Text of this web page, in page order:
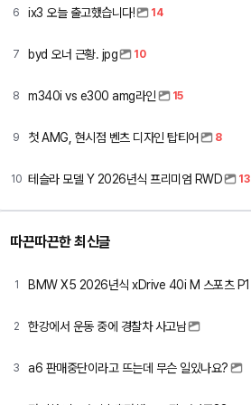
6 ix3 오늘 출고했습니다! 14
7 byd 오너 근황. jpg 10
8 m340i vs e300 amg라인 15
9 첫 AMG, 현시점 벤츠 디자인 탑티어 8
10 테슬라 모델 Y 2026년식 프리미엄 RWD 13
따끈따끈한 최신글
1 BMW X5 2026년식 xDrive 40i M 스포츠 P1
2 한강에서 운동 중에 경찰차 사고남
3 a6 판매중단이라고 뜨는데 무슨 일있나요?